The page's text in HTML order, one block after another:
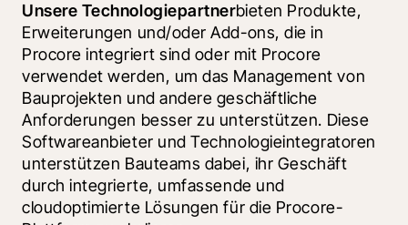
Unsere Technologiepartnerbieten Produkte,
Erweiterungen und/oder Add-ons, die in
Procore integriert sind oder mit Procore
verwendet werden, um das Management von
Bauprojekten und andere geschäftliche
Anforderungen besser zu unterstützen. Diese
Softwareanbieter und Technologieintegratoren
unterstützen Bauteams dabei, ihr Geschäft
durch integrierte, umfassende und
cloudoptimierte Lösungen für die Procore-